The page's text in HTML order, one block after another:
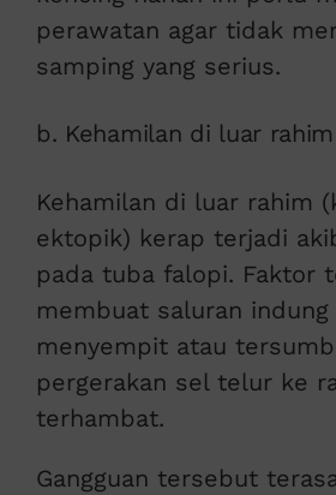
perawatan agar tidak
samping yang serius.
b. Kehamilan di luar rahim
Kehamilan di luar rahim
ektopik) kerap terjadi
pada tuba falopi. Faktor
membuat saluran
menyempit atau
pergerakan sel telur ke
terhambat.
Gangguan tersebut